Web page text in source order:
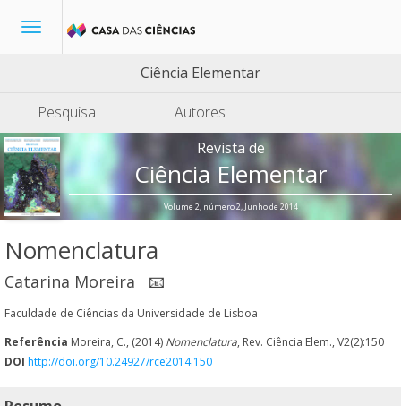
Toggle
Ciência Elementar
Pesquisa
Autores
Revista de
Ciência Elementar
Volume 2, número 2, Junho de 2014
Nomenclatura
Catarina Moreira 📧
Faculdade de Ciências da Universidade de Lisboa
Referência Moreira, C., (2014) Nomenclatura, Rev. Ciência Elem., V2(2):150
DOI http://doi.org/10.24927/rce2014.150